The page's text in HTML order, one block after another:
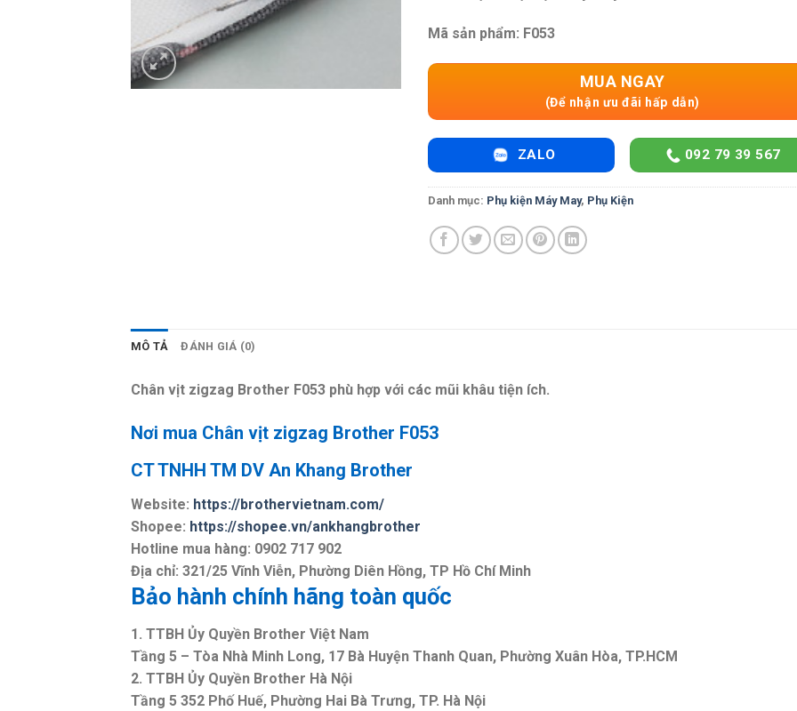
Mã sản phẩm: F053
MUA NGAY
(Để nhận ưu đãi hấp dẫn)
ZALO 092 79 39 567
Danh mục: Phụ kiện Máy May, Phụ Kiện
MÔ TẢ ĐÁNH GIÁ (0)
Chân vịt zigzag Brother F053 phù hợp với các mũi khâu tiện ích.
Nơi mua Chân vịt zigzag Brother F053
CT TNHH TM DV An Khang Brother
Website: https://brothervietnam.com/
Shopee: https://shopee.vn/ankhangbrother
Hotline mua hàng: 0902 717 902
Địa chỉ: 321/25 Vĩnh Viễn, Phường Diên Hồng, TP Hồ Chí Minh
Bảo hành chính hãng toàn quốc
1. TTBH Ủy Quyền Brother Việt Nam
Tầng 5 – Tòa Nhà Minh Long, 17 Bà Huyện Thanh Quan, Phường Xuân Hòa, TP.HCM
2. TTBH Ủy Quyền Brother Hà Nội
Tầng 5 352 Phố Huế, Phường Hai Bà Trưng, TP. Hà Nội